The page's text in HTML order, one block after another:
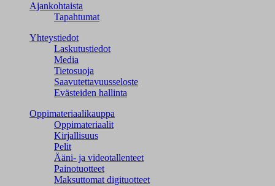
Ajankohtaista
Tapahtumat
Yhteystiedot
Laskutustiedot
Media
Tietosuoja
Saavutettavuusseloste
Evästeiden hallinta
Oppimateriaalikauppa
Oppimateriaalit
Kirjallisuus
Pelit
Ääni- ja videotallenteet
Painotuotteet
Maksuttomat digituotteet